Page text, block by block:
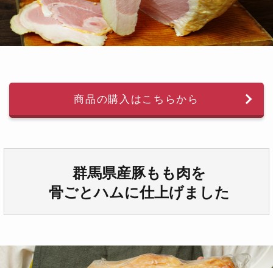
商品の購入はこちらから
群馬県産豚もも肉を
骨ごとハムに仕上げました